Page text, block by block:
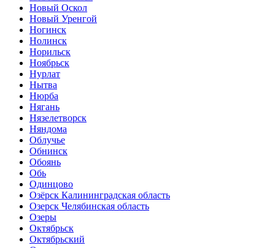
Новый Оскол
Новый Уренгой
Ногинск
Нолинск
Норильск
Ноябрьск
Нурлат
Нытва
Нюрба
Нягань
Нязелетворск
Няндома
Облучье
Обнинск
Обоянь
Обь
Одинцово
Озёрск Калининградская область
Озерск Челябинская область
Озеры
Октябрьск
Октябрьский